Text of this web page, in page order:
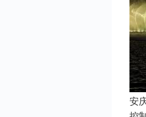
安